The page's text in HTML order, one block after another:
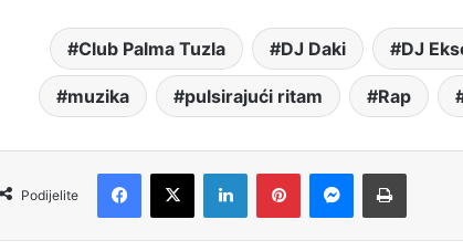
Club Palma Tuzla DJ Daki DJ
muzika pulsirajući ritam Rap
Podijelite